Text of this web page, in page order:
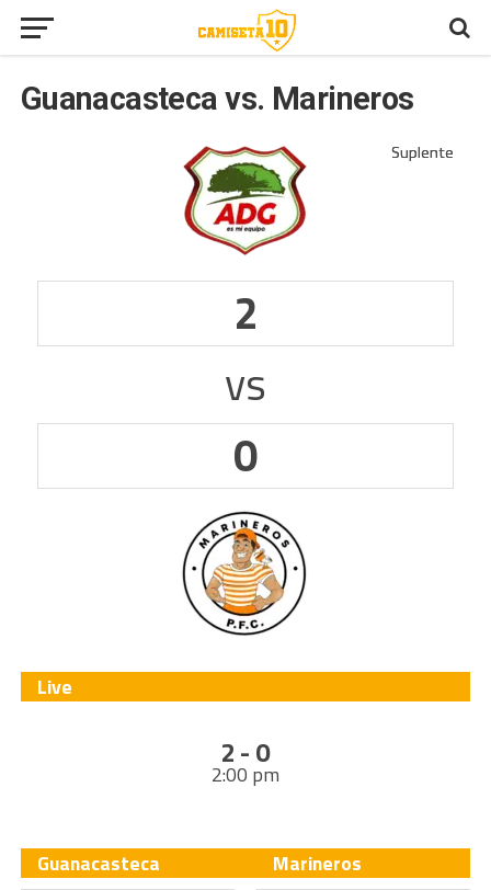
Guanacasteca vs. Marineros
2
vs
0
Live
2 - 0
2:00 pm
Guanacasteca Marineros